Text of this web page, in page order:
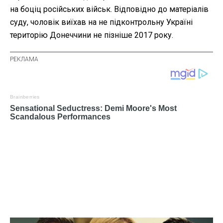
на боціц російських військ. Відповідно до матеріалів
суду, чоловік виїхав на не підконтрольну Україні
територію Донеччини не пізніше 2017 року.